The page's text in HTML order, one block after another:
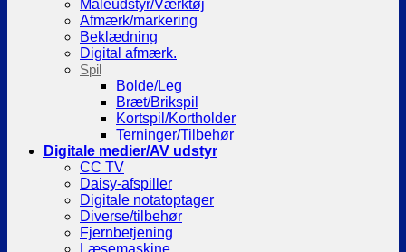
Måleudstyr/Værktøj
Afmærk/markering
Beklædning
Digital afmærk.
Spil
Bolde/Leg
Bræt/Brikspil
Kortspil/Kortholder
Terninger/Tilbehør
Digitale medier/AV udstyr
CC TV
Daisy-afspiller
Digitale notatoptager
Diverse/tilbehør
Fjernbetjening
Læsemaskine